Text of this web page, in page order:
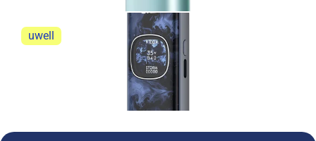
uwell
نقد و بررسی پاد سیستم یوول کالیبرن G5
نقد و بررسی پاد سیستم یوول کالیبرن G5 جامع و...